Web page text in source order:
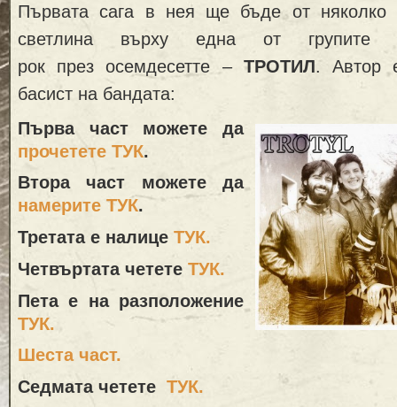
Първата сага в нея ще бъде от
светлина върху една от групите
рок през осемдесетте – ТРОТИЛ.
басист на бандата:
Първа част можете да
прочетете ТУК.
Втора част можете да
намерите ТУК.
Третата е налице ТУК.
Четвъртата четете ТУК.
Пета е на разположение
ТУК.
Шеста част.
Седмата четете ТУК.